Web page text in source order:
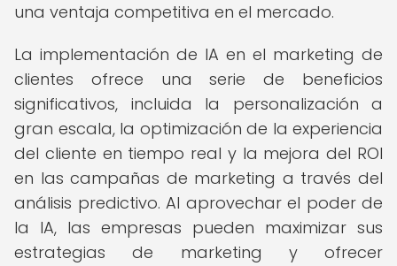
una ventaja competitiva en el mercado.
La implementación de IA en el marketing de
clientes ofrece una serie de beneficios
significativos, incluida la personalización a
gran escala, la optimización de la experiencia
del cliente en tiempo real y la mejora del ROI
en las campañas de marketing a través del
análisis predictivo. Al aprovechar el poder de
la IA, las empresas pueden maximizar sus
estrategias de marketing y ofrecer